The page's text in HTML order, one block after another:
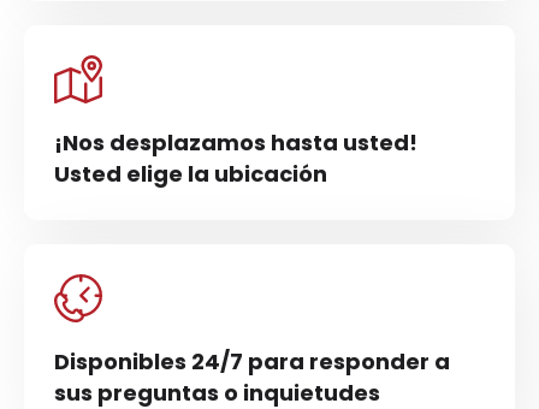
¡Nos desplazamos hasta usted!
Usted elige la ubicación
Disponibles 24/7 para responder a
sus preguntas o inquietudes